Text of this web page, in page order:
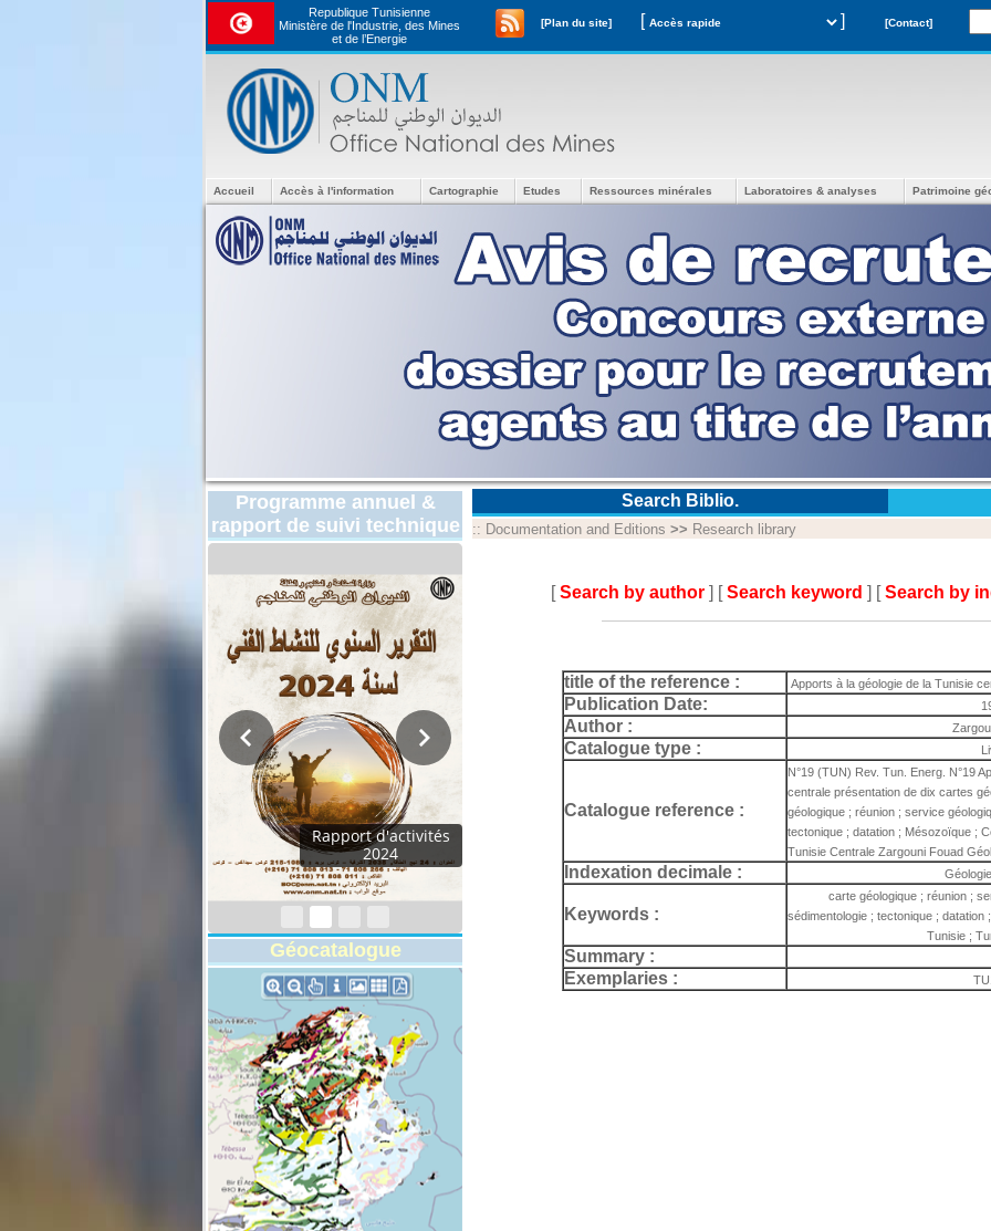
Republique Tunisienne
Ministère de l'Industrie, des Mines
et de l’Energie
[Plan du site] [ ] [Contact]
Accueil Accès à l'information Cartographie Etudes Ressources minérales Laboratoires & analyses Patrimoine
Programme annuel &
rapport de suivi technique
Rapport d'activités
2024
Géocatalogue
Search Biblio.
:: Documentation and Editions >> Research library
[Search by author ] [Search keyword ] [Search by
title of the reference : Apports à la géologie de la Tunisie
Publication Date:
Author :
Catalogue type :
Catalogue reference :
N°19 (TUN) Rev. Tun. Energ. N°19
centrale présentation de dix cartes
géologique ; réunion ; service
tectonique ; datation ; Mésozoïque ;
Tunisie Centrale Zargouni Fouad
Indexation decimale :
Keywords :
carte géologique ; réunion ;
sédimentologie ; tectonique ;
Tunisie ;
Summary :
Exemplaries :